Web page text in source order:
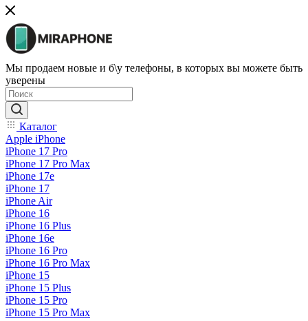
Мы продаем новые и б\у телефоны, в которых вы можете быть
уверены
Каталог
Apple iPhone
iPhone 17 Pro
iPhone 17 Pro Max
iPhone 17e
iPhone 17
iPhone Air
iPhone 16
iPhone 16 Plus
iPhone 16e
iPhone 16 Pro
iPhone 16 Pro Max
iPhone 15
iPhone 15 Plus
iPhone 15 Pro
iPhone 15 Pro Max